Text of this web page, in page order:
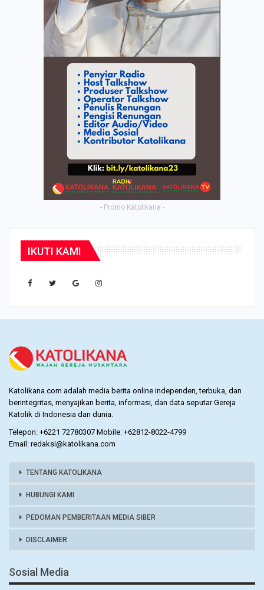
- Promo Katolikana -
IKUTI KAMI
Katolikana.com adalah media berita online independen, terbuka, dan
berintegritas, menyajikan berita, informasi, dan data seputar Gereja
Katolik di Indonesia dan dunia.
Telepon: +6221 72780307 Mobile: +62812-8022-4799
Email: redaksi@katolikana.com
TENTANG KATOLIKANA
HUBUNGI KAMI
PEDOMAN PEMBERITAAN MEDIA SIBER
DISCLAIMER
Sosial Media